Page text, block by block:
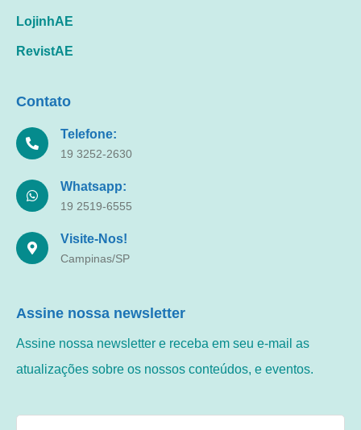
LojinhAE
RevistAE
Contato
Telefone:
19 3252-2630
Whatsapp:
19 2519-6555
Visite-Nos!
Campinas/SP
Assine nossa newsletter
Assine nossa newsletter e receba em seu e-mail as
atualizações sobre os nossos conteúdos, e eventos.